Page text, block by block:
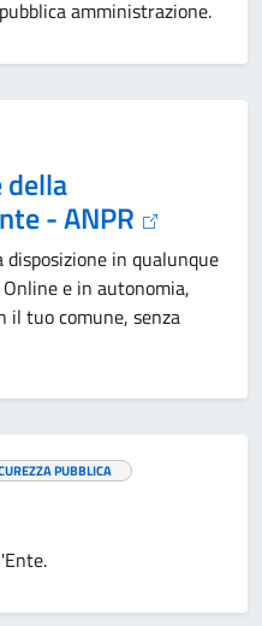
amministrazione.
della
- ANPR
disposizione in qualunque
e in autonomia,
il tuo comune, senza
PUBBLICA